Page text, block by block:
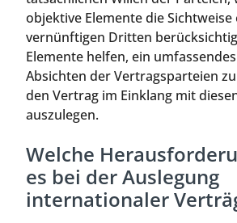
objektive Elemente die Sichtweise
vernünftigen Dritten
Elemente helfen, ein
Absichten der Vertragsparteien
den Vertrag im Einklang mit
auszulegen.
Welche
es bei der Auslegung
internationaler